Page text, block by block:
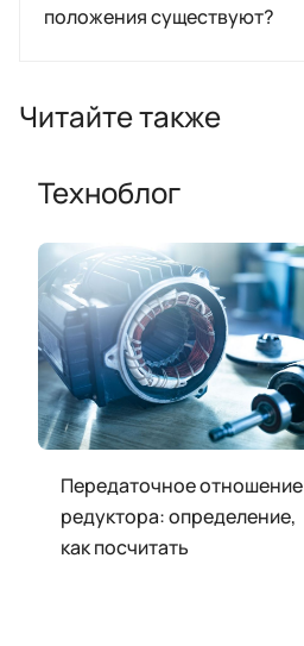
положения существуют?
Читайте также
Техноблог
Передаточное отношение
редуктора: определение,
как посчитать